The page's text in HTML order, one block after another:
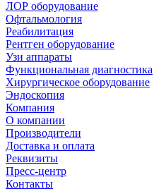
ЛОР оборудование
Офтальмология
Реабилитация
Рентген оборудование
Узи аппараты
Функциональная диагностика
Хирургическое оборудование
Эндоскопия
Компания
О компании
Производители
Доставка и оплата
Реквизиты
Пресс-центр
Контакты